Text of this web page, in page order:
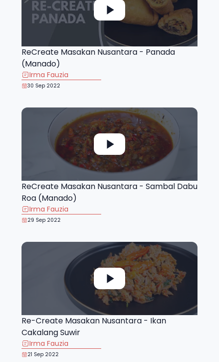
ReCreate Masakan Nusantara - Panada
(Manado)
Irma Fauzia
30 Sep 2022
ReCreate Masakan Nusantara - Sambal Dabu
Roa (Manado)
Irma Fauzia
29 Sep 2022
Re-Create Masakan Nusantara - Ikan
Cakalang Suwir
Irma Fauzia
21 Sep 2022